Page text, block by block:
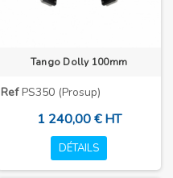
Tango Dolly 100mm
RefPS350 (Prosup)
1 240,00 € HT
DÉTAILS